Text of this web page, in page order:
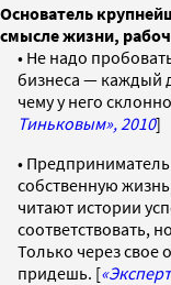
Основатель
смысле жизни,
• Не надо
бизнеса — каждый
чему у него
Тиньковым», 2010]
•
собственную
читают истории
соответствовать,
Только через свое
придешь. [